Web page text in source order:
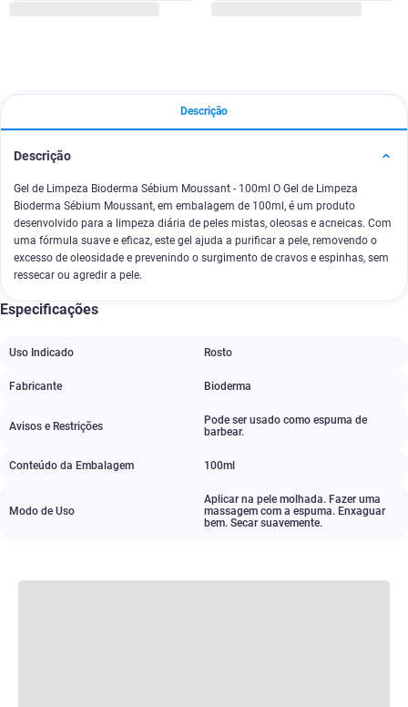
Descrição
Descrição
Gel de Limpeza Bioderma Sébium Moussant - 100ml O Gel de Limpeza
Bioderma Sébium Moussant, em embalagem de 100ml, é um produto
desenvolvido para a limpeza diária de peles mistas, oleosas e acneicas. Com
uma fórmula suave e eficaz, este gel ajuda a purificar a pele, removendo o
excesso de oleosidade e prevenindo o surgimento de cravos e espinhas, sem
ressecar ou agredir a pele.
Especificações
Uso Indicado Rosto
Fabricante Bioderma
Avisos e Restrições
Pode ser usado como espuma de
barbear.
Conteúdo da Embalagem 100ml
Modo de Uso
Aplicar na pele molhada. Fazer uma
massagem com a espuma. Enxaguar
bem. Secar suavemente.